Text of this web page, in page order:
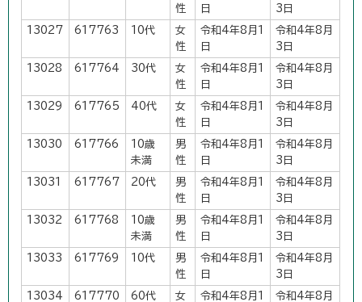
性
日
3日
13027 617763 10代
女
性
令和4年8月1
日
令和4年8月
3日
13028 617764 30代
女
性
令和4年8月1
日
令和4年8月
3日
13029 617765 40代
女
性
令和4年8月1
日
令和4年8月
3日
13030 617766
10歳
未満
男
性
令和4年8月1
日
令和4年8月
3日
13031 617767 20代
男
性
令和4年8月1
日
令和4年8月
3日
13032 617768
10歳
未満
男
性
令和4年8月1
日
令和4年8月
3日
13033 617769 10代
男
性
令和4年8月1
日
令和4年8月
3日
13034 617770 60代
女
令和4年8月1
令和4年8月